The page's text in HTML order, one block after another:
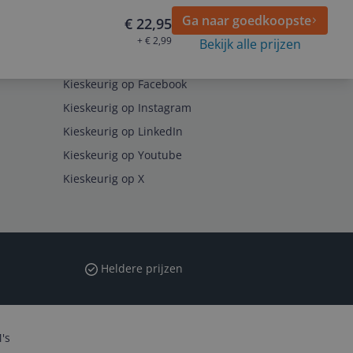
€ 22,95
+ € 2,99
Ga naar goedkoopste
Bekijk alle prijzen
Kieskeurig op Facebook
Kieskeurig op Instagram
Kieskeurig op LinkedIn
Kieskeurig op Youtube
Kieskeurig op X
Heldere prijzen